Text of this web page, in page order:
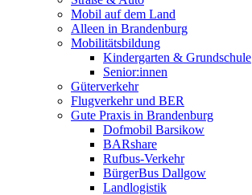
Mobil auf dem Land
Alleen in Brandenburg
Mobilitätsbildung
Kindergarten & Grundschule
Senior:innen
Güterverkehr
Flugverkehr und BER
Gute Praxis in Brandenburg
Dofmobil Barsikow
BARshare
Rufbus-Verkehr
BürgerBus Dallgow
Landlogistik